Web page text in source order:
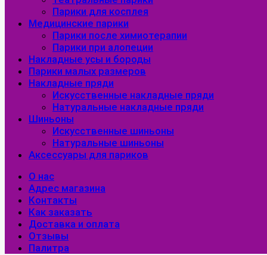
Парики для косплея
Медицинские парики
Парики после химиотерапии
Парики при алопеции
Накладные усы и бороды
Парики малых размеров
Накладные пряди
Искусственные накладные пряди
Натуральные накладные пряди
Шиньоны
Искусственные шиньоны
Натуральные шиньоны
Аксессуары для париков
О нас
Адрес магазина
Контакты
Как заказать
Доставка и оплата
Отзывы
Палитра